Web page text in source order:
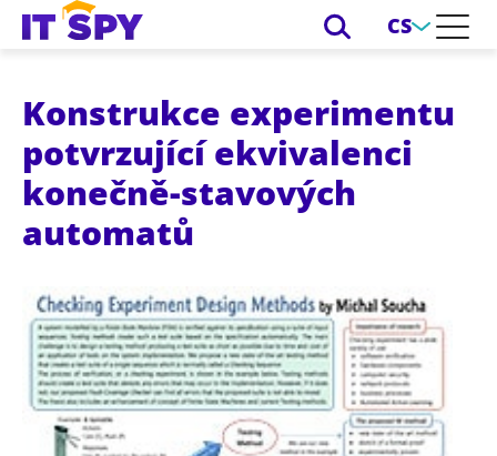
CS
Konstrukce experimentu
potvrzující ekvivalenci
konečně-stavových
automatů